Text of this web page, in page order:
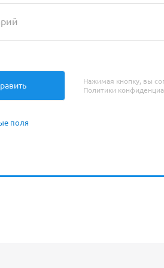
Нажимая кнопку, вы
Политики
поля